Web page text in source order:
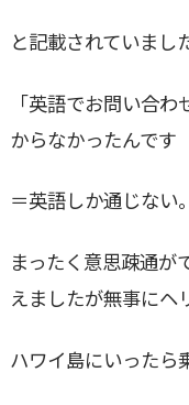
と記載されていまし
「英語でお問い合
からなかったんです
＝英語しか通じない
まったく意思疎通が
えましたが無事にヘ
ハワイ島にいったら